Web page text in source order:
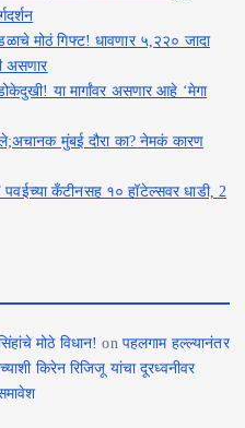
मोठं गिफ्ट! धावणार ५,२२० जादा
असणार
या मार्गांवर असणार आहे ‘मेगा
मुंबई दौरा का? नेमकं कारण
कँटीनसह १० हॉटेल्सवर धाडी, 2
मोठे विधान! on पहलगाम हल्ल्यानंतर
किरेन रिजिजू यांचा दूरध्वनीवर